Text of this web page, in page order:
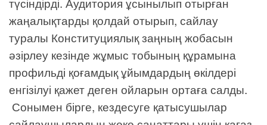
жаңалықтарды қолдай отырып, сайлау
туралы Конституциялық заңның жобасын
әзірлеу кезінде жұмыс тобының құрамына
профильді қоғамдық ұйымдардың өкілдері
енгізілуі қажет деген ойларын ортаға салды.
Сонымен бірге, кездесуге қатысушылар